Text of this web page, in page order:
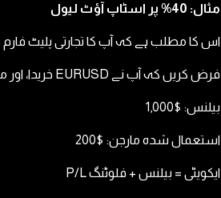
مثال: 40% پر اسٹاپ آؤٹ لیول
اس کا مطلب ہے کہ آپ کا تجارتی پلیٹ
فرض کریں کہ آپ نے EURUSD خریدا، اور مارکیٹ آپ کے خلاف گرنے لگی۔
بیلنس: $1,000
استعمال شدہ مارجن: $200
ایکویٹی = بیلنس + فلوٹنگ P/L